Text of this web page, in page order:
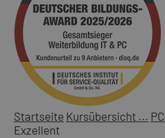
Startseite Kursübersicht ...
Exzellent